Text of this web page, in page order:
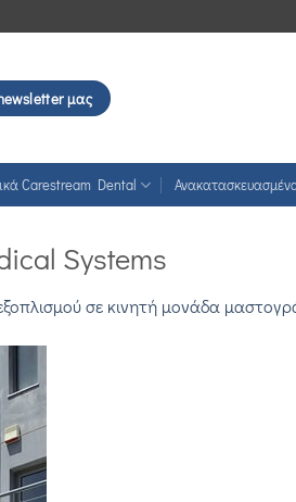
μας
Carestream Dental
Systems
σε κινητή μονάδα